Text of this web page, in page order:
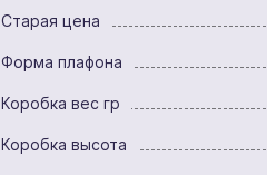
Старая цена
Форма плафона
Коробка вес гр
Коробка высота